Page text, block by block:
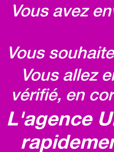
Vous avez
Vous
Vous allez
vérifié, en
L'agence